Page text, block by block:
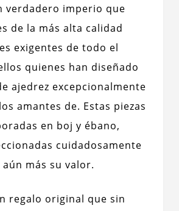
verdadero imperio que
de la más alta calidad
exigentes de todo el
quienes han diseñado
ajedrez excepcionalmente
amantes de. Estas piezas
en boj y ébano,
cuidadosamente
más su valor.
regalo original que sin